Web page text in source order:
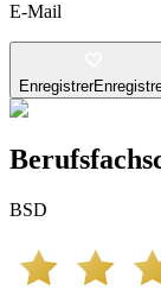
E-Mail
Enregistrer
BSD